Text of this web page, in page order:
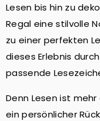
Lesen bis hin zu
Regal eine stilvolle
zu einer perfekten
dieses Erlebnis
passende
Denn Lesen ist
ein persönlicher